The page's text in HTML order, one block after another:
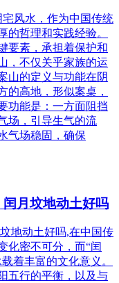
风水，作为中国传统
的哲理和实践经验。
要素，承担着保护和
，不仅关乎家族的运
山的定义与功能在阴
的高地，形似案桌，
功能是：一方面阻挡
场，引导生气的流
气场稳固，确保
月坟地动土好吗
地动土好吗,在中国传
化密不可分，而“闰
着丰富的文化意义。
五行的平衡，以及与